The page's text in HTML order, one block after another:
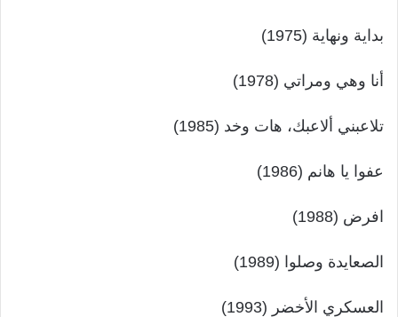
بداية ونهاية (1975)
أنا وهي ومراتي (1978)
تلاعبني ألاعبك، هات وخد (1985)
عفوا يا هانم (1986)
افرض (1988)
الصعايدة وصلوا (1989)
العسكري الأخضر (1993)